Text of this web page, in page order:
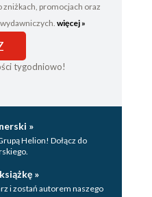
zniżkach, promocjach oraz
więcej »
tygodniowo!
»
Helion! Dołącz do
»
i zostań autorem naszego